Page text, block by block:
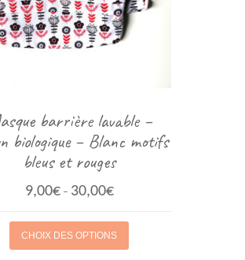
barrière lavable –
biologique – Blanc motifs
bleus et rouges
9,00€– 30,00€
CHOIX DES OPTIONS